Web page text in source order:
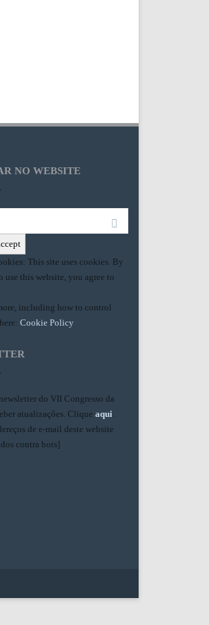
NO WEBSITE
This site uses cookies. By
this website, you agree to
including how to control
Cookie Policy
do VII Congresso da
atualizações. Clique aqui.
de e-mail deste website
contra bots]